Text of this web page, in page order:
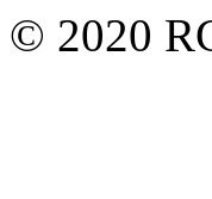
© 2020